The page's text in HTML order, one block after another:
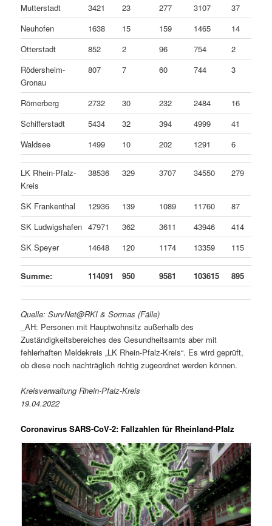
Mutterstadt 3421 23 277 3107
37
Neuhofen
1638 15 159 1465
14
Otterstadt
852 2 96 754
2
Rödersheim-
Gronau
807 7 60 744 3
Römerberg 2732 30 232 2484
16
Schifferstadt
5434 32 394 4999
41
Waldsee
1499 10 202 1291 6
LK Rhein-Pfalz-
Kreis
38536 329 3707 34550 279
SK Frankenthal 12936 139 1089 11760
87
SK Ludwigshafen 47971 362 3611 43946
414
SK Speyer
14648 120 1174 13359 115
Summe: 114091 950 9581 103615 895
Quelle: SurvNet@RKI & Sormas (Fälle)
_AH: Personen mit Hauptwohnsitz außerhalb des
Zuständigkeitsbereiches des Gesundheitsamts aber mit
fehlerhaften Meldekreis „LK Rhein-Pfalz-Kreis“. Es wird geprüft,
ob diese noch nachträglich richtig zugeordnet werden können.
Kreisverwaltung Rhein-Pfalz-Kreis
19.04.2022
Coronavirus SARS-CoV-2: Fallzahlen für Rheinland-Pfalz